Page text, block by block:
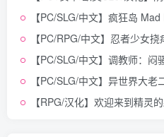
【PC/SLG/中文】疯狂岛 Mad Island V0.5.11.4
【PC/RPG/中文】忍者少女挠痒大冒险 忍者少女たち
【PC/SLG/中文】调教师：闷骚少女的秘密 Project
【PC/SLG/中文】异世界大老二
【RPG/汉化】欢迎来到精灵的森